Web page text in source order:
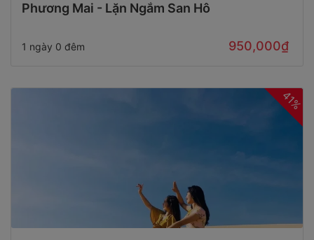
Phương Mai - Lặn Ngắm San Hô
1 ngày 0 đêm 950,000₫
41%